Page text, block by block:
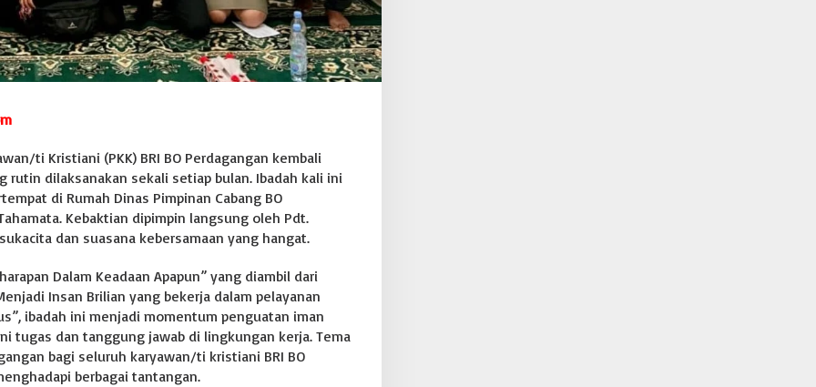
ti Kristiani (PKK) BRI BO Perdagangan kembali
rutin dilaksanakan sekali setiap bulan. Ibadah kali ini
di Rumah Dinas Pimpinan Cabang BO
Kebaktian dipimpin langsung oleh Pdt.
dan suasana kebersamaan yang hangat.
Dalam Keadaan Apapun” yang diambil dari
Insan Brilian yang bekerja dalam pelayanan
ibadah ini menjadi momentum penguatan iman
tugas dan tanggung jawab di lingkungan kerja. Tema
bagi seluruh karyawan/ti kristiani BRI BO
berbagai tantangan.